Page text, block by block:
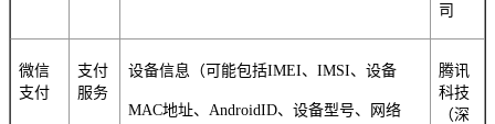
司
微信
支付
支付
服务
设备信息（可能包括IMEI、IMSI、设备
MAC地址、AndroidID、设备型号、网络
腾讯
科技
（深